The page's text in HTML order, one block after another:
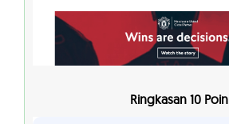
Ringkasan 10 Poin